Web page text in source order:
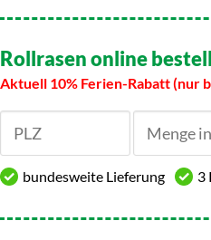
Rollrasen online
Aktuell 10% Ferien-Rabatt (nur
bundesweite Lieferung 3